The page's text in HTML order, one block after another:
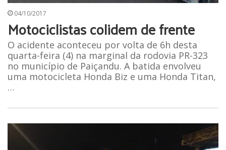
04/10/2017
Motociclistas colidem de frente
O acidente aconteceu por volta de 6h desta
quarta-feira (4) na marginal da rodovia PR-323
no município de Paiçandu. A batida envolveu
uma motocicleta Honda Biz e uma Honda Titan,
…